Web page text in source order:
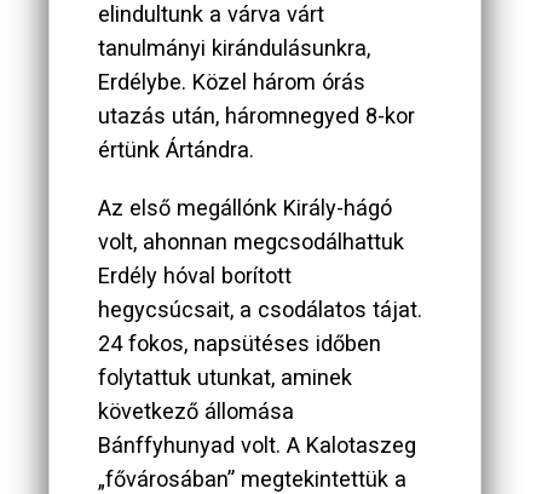
elindultunk a várva várt
tanulmányi kirándulásunkra,
Erdélybe. Közel három órás
utazás után, háromnegyed 8-kor
értünk Ártándra.
Az első megállónk Király-hágó
volt, ahonnan megcsodálhattuk
Erdély hóval borított
hegycsúcsait, a csodálatos tájat.
24 fokos, napsütéses időben
folytattuk utunkat, aminek
következő állomása
Bánffyhunyad volt. A Kalotaszeg
„fővárosában” megtekintettük a